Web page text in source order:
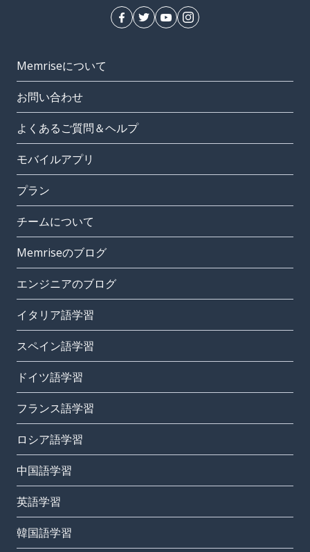
Memriseについて
お問い合わせ
よくあるご質問＆ヘルプ
モバイルアプリ
プラン
チームについて
Memriseのブログ
エンジニアのブログ
イタリア語学習
スペイン語学習
ドイツ語学習
フランス語学習
ロシア語学習
中国語学習
英語学習
韓国語学習